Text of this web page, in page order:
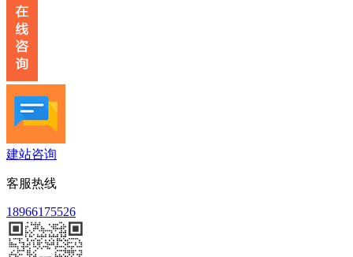
建站咨询
客服热线
18966175526